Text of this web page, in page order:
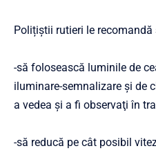
Polițiștii rutieri le recomandă
-să folosească luminile de
iluminare-semnalizare şi de
a vedea şi a fi observaţi în
-să reducă pe cât posibil